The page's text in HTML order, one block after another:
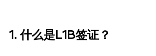
1. 什么是L1B签证？